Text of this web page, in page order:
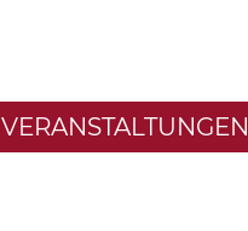
VERANSTALTUNGEN